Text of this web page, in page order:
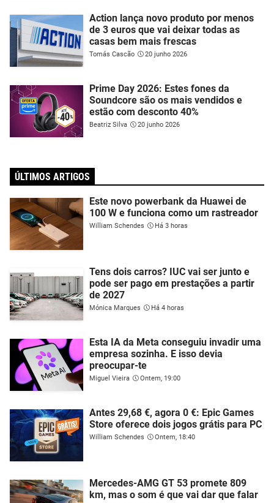
Action lança novo produto por menos
de 3 euros que vai deixar todas as
casas bem mais frescas
Tomás Cascão 20 junho 2026
Prime Day 2026: Estes fones da
Soundcore são os mais vendidos e
estão com desconto 40%
Beatriz Silva 20 junho 2026
ÚLTIMOS ARTIGOS
Este novo powerbank da Huawei de
100 W e funciona como um rastreador
William Schendes Há 3 horas
Tens dois carros? IUC vai ser junto e
pode ser pago em prestações a partir
de 2027
Mónica Marques Há 4 horas
Esta IA da Meta conseguiu invadir uma
empresa sozinha. E isso devia
preocupar-te
Miguel Vieira Ontem, 19:00
Antes 29,68 €, agora 0 €: Epic Games
Store oferece dois jogos grátis para PC
William Schendes Ontem, 18:40
Mercedes-AMG GT 53 promete 809
km, mas o som é que vai dar que falar